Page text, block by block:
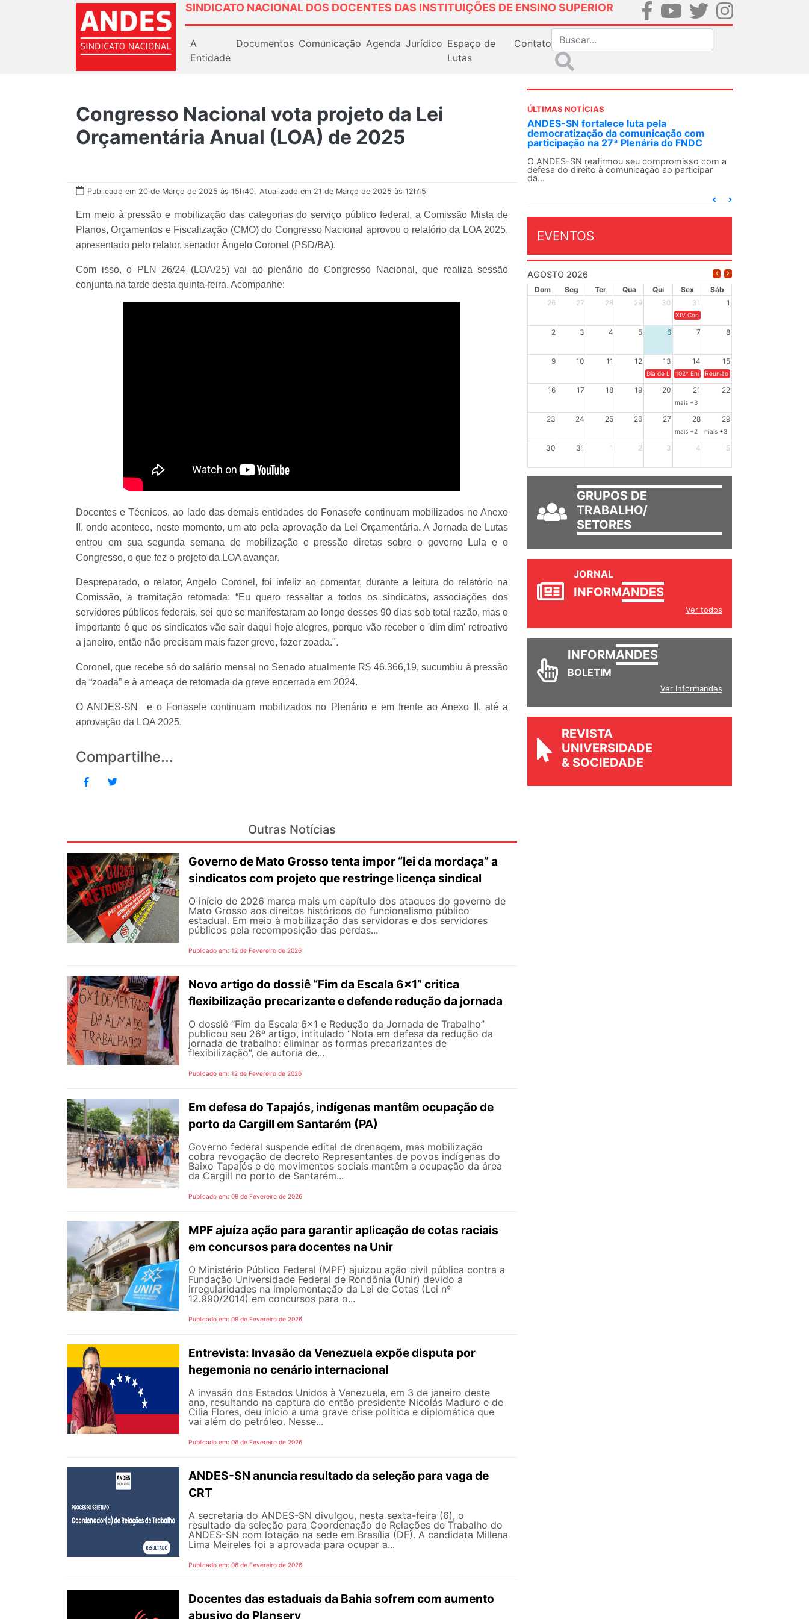
SINDICATO NACIONAL DOS DOCENTES DAS INSTITUIÇÕES DE ENSINO SUPERIOR
A
Entidade
Documentos Comunicação Agenda Jurídico Espaço de
Lutas
Contato
Congresso Nacional vota projeto da Lei
Orçamentária Anual (LOA) de 2025
Publicado em 20 de Março de 2025 às 15h40. Atualizado em 21 de Março de 2025 às 12h15
Em meio à pressão e mobilização das categorias do serviço público federal, a Comissão Mista de
Planos, Orçamentos e Fiscalização (CMO) do Congresso Nacional aprovou o relatório da LOA 2025,
apresentado pelo relator, senador Ângelo Coronel (PSD/BA).
Com isso, o PLN 26/24 (LOA/25) vai ao plenário do Congresso Nacional, que realiza sessão
conjunta na tarde desta quinta-feira. Acompanhe:
Docentes e Técnicos, ao lado das demais entidades do Fonasefe continuam mobilizados no Anexo
II, onde acontece, neste momento, um ato pela aprovação da Lei Orçamentária. A Jornada de Lutas
entrou em sua segunda semana de mobilização e pressão diretas sobre o governo Lula e o
Congresso, o que fez o projeto da LOA avançar.
Despreparado, o relator, Angelo Coronel, foi infeliz ao comentar, durante a leitura do relatório na
Comissão, a tramitação retomada: “Eu quero ressaltar a todos os sindicatos, associações dos
servidores públicos federais, sei que se manifestaram ao longo desses 90 dias sob total razão, mas o
importante é que os sindicatos vão sair daqui hoje alegres, porque vão receber o 'dim dim' retroativo
a janeiro, então não precisam mais fazer greve, fazer zoada.".
Coronel, que recebe só do salário mensal no Senado atualmente R$ 46.366,19, sucumbiu à pressão
da “zoada” e à ameaça de retomada da greve encerrada em 2024.
O ANDES-SN e o Fonasefe continuam mobilizados no Plenário e em frente ao Anexo II, até a
aprovação da LOA 2025.
Compartilhe...
Outras Notícias
Governo de Mato Grosso tenta impor “lei da mordaça” a
sindicatos com projeto que restringe licença sindical
O início de 2026 marca mais um capítulo dos ataques do governo de
Mato Grosso aos direitos históricos do funcionalismo público
estadual. Em meio à mobilização das servidoras e dos servidores
públicos pela recomposição das perdas...
Publicado em: 12 de Fevereiro de 2026
Novo artigo do dossiê “Fim da Escala 6×1” critica
flexibilização precarizante e defende redução da jornada
O dossiê “Fim da Escala 6×1 e Redução da Jornada de Trabalho”
publicou seu 26º artigo, intitulado “Nota em defesa da redução da
jornada de trabalho: eliminar as formas precarizantes de
flexibilização”, de autoria de...
Publicado em: 12 de Fevereiro de 2026
Em defesa do Tapajós, indígenas mantêm ocupação de
porto da Cargill em Santarém (PA)
Governo federal suspende edital de drenagem, mas mobilização
cobra revogação de decreto Representantes de povos indígenas do
Baixo Tapajós e de movimentos sociais mantêm a ocupação da área
da Cargill no porto de Santarém...
Publicado em: 09 de Fevereiro de 2026
MPF ajuíza ação para garantir aplicação de cotas raciais
em concursos para docentes na Unir
O Ministério Público Federal (MPF) ajuizou ação civil pública contra a
Fundação Universidade Federal de Rondônia (Unir) devido a
irregularidades na implementação da Lei de Cotas (Lei nº
12.990/2014) em concursos para o...
Publicado em: 09 de Fevereiro de 2026
Entrevista: Invasão da Venezuela expõe disputa por
hegemonia no cenário internacional
A invasão dos Estados Unidos à Venezuela, em 3 de janeiro deste
ano, resultando na captura do então presidente Nicolás Maduro e de
Cilia Flores, deu início a uma grave crise política e diplomática que
vai além do petróleo. Nesse...
Publicado em: 06 de Fevereiro de 2026
ANDES-SN anuncia resultado da seleção para vaga de
CRT
A secretaria do ANDES-SN divulgou, nesta sexta-feira (6), o
resultado da seleção para Coordenação de Relações de Trabalho do
ANDES-SN com lotação na sede em Brasília (DF). A candidata Millena
Lima Meireles foi a aprovada para ocupar a...
Publicado em: 06 de Fevereiro de 2026
Docentes das estaduais da Bahia sofrem com aumento
abusivo do Planserv
ÚLTIMAS NOTÍCIAS
ANDES-SN fortalece luta pela
democratização da comunicação com
participação na 27ª Plenária do FNDC
O ANDES-SN reafirmou seu compromisso com a
defesa do direito à comunicação ao participar
Fonasefe denuncia desigualdade de
182% em auxílios pagos a
Executivo
Seguir o princípio constitucional da
contexto dos direitos do funcionalismo
EVENTOS
AGOSTO 2026
Dom Seg Ter Qua Qui Sex
Sáb
26
27 28 29 30 31 1
XIV Congresso Brasileiro de
2 3 4 5 6 7 8
9 10 11 12 13 14 15
Dia de Luta em Defesa de Cuba e da Soberania dos
102º Encontro da Regional Leste, “Em terra
Reunião GTPE.
16 17 18 19 20 21 22
mais +3
23 24 25 26 27 28 29
mais +2 mais +3
30 31 1 2 3 4 5
GRUPOS DE
TRABALHO/
SETORES
JORNAL
INFORMANDES
Ver todos
INFORMANDES
BOLETIM
Ver Informandes
REVISTA
UNIVERSIDADE
& SOCIEDADE